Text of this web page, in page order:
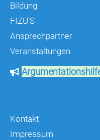
Bildung
FIZU'S
Ansprechpartner
Veranstaltungen
Kontakt
Impressum